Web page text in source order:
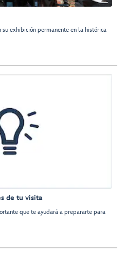
exhibición permanente en la histórica
de tu visita
que te ayudará a prepararte para